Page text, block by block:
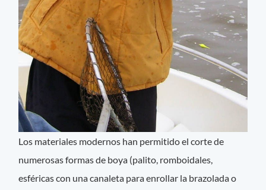
Los materiales modernos han permitido el corte de
numerosas formas de boya (palito, romboidales,
esféricas con una canaleta para enrollar la brazolada o